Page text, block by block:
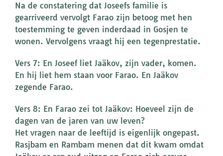
Na de constatering dat Joseefs familie is
gearriveerd vervolgt Farao zijn betoog met hen
toestemming te geven inderdaad in Gosjen te
wonen. Vervolgens vraagt hij een tegenprestatie.
Vers 7: En Joseef liet Jaäkov, zijn vader, komen.
En hij liet hem staan voor Farao. En Jaäkov
zegende Farao.
Vers 8: En Farao zei tot Jaäkov: Hoeveel zijn de
dagen van de jaren van uw leven?
Het vragen naar de leeftijd is eigenlijk ongepast.
Rasjbam en Rambam menen dat dit kwam omdat